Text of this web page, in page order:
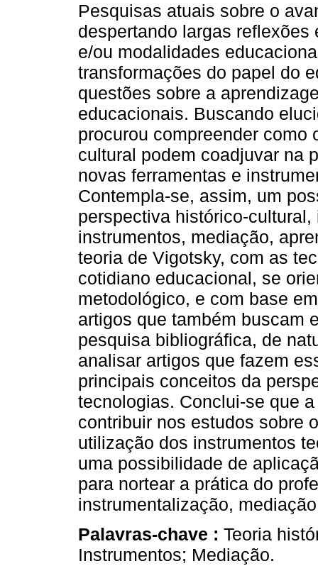
Pesquisas atuais sobre o
despertando largas
e/ou modalidades
transformações do papel do
questões sobre a
educacionais. Buscando
procurou compreender
cultural podem coadjuvar na
novas ferramentas e
Contempla-se, assim, um
perspectiva histórico-
instrumentos, mediação,
teoria de Vigotsky, com as
cotidiano educacional, se
metodológico, e com base
artigos que também buscam
pesquisa bibliográfica, de
analisar artigos que fazem
principais conceitos da
tecnologias. Conclui-se que
contribuir nos estudos sobre
utilização dos instrumentos
uma possibilidade de
para nortear a prática do
instrumentalização,
Palavras-chave : Teoria
Instrumentos; Mediação.